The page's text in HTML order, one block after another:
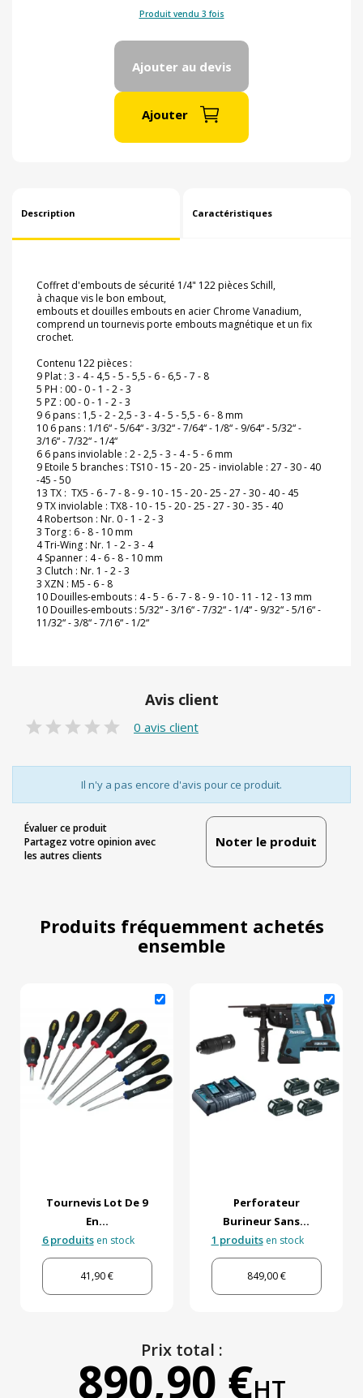
Produit vendu 3 fois
Ajouter au devis
Ajouter
Description Caractéristiques
Coffret d'embouts de sécurité 1/4" 122 pièces Schill,
à chaque vis le bon embout,
embouts et douilles embouts en acier Chrome Vanadium,
comprend un tournevis porte embouts magnétique et un fix
crochet.
Contenu 122 pièces :
9 Plat : 3 - 4 - 4,5 - 5 - 5,5 - 6 - 6,5 - 7 - 8
5 PH : 00 - 0 - 1 - 2 - 3
5 PZ : 00 - 0 - 1 - 2 - 3
9 6 pans : 1,5 - 2 - 2,5 - 3 - 4 - 5 - 5,5 - 6 - 8 mm
10 6 pans : 1/16“ - 5/64“ - 3/32“ - 7/64“ - 1/8“ - 9/64“ - 5/32“ -
3/16“ - 7/32“ - 1/4“
6 6 pans inviolable : 2 - 2,5 - 3 - 4 - 5 - 6 mm
9 Etoile 5 branches : TS10 - 15 - 20 - 25 - inviolable : 27 - 30 - 40
-45 - 50
13 TX : TX5 - 6 - 7 - 8 - 9 - 10 - 15 - 20 - 25 - 27 - 30 - 40 - 45
9 TX inviolable : TX8 - 10 - 15 - 20 - 25 - 27 - 30 - 35 - 40
4 Robertson : Nr. 0 - 1 - 2 - 3
3 Torg : 6 - 8 - 10 mm
4 Tri-Wing : Nr. 1 - 2 - 3 - 4
4 Spanner : 4 - 6 - 8 - 10 mm
3 Clutch : Nr. 1 - 2 - 3
3 XZN : M5 - 6 - 8
10 Douilles-embouts : 4 - 5 - 6 - 7 - 8 - 9 - 10 - 11 - 12 - 13 mm
10 Douilles-embouts : 5/32“ - 3/16“ - 7/32“ - 1/4“ - 9/32“ - 5/16“ -
11/32“ - 3/8“ - 7/16“ - 1/2“
Avis client
0 avis client
Il n'y a pas encore d'avis pour ce produit.
Évaluer ce produit
Partagez votre opinion avec
les autres clients
Noter le produit
Produits fréquemment achetés
ensemble
Tournevis Lot De 9
En...
6 produitsen stock
41,90 €
Perforateur
Burineur Sans...
1 produitsen stock
849,00 €
Prix total :
890,90 €HT